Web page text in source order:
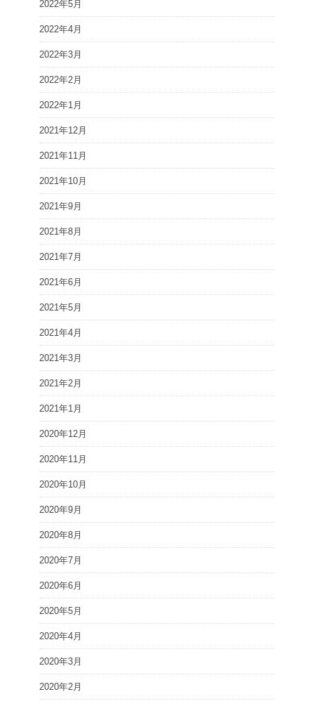
2022年5月
2022年4月
2022年3月
2022年2月
2022年1月
2021年12月
2021年11月
2021年10月
2021年9月
2021年8月
2021年7月
2021年6月
2021年5月
2021年4月
2021年3月
2021年2月
2021年1月
2020年12月
2020年11月
2020年10月
2020年9月
2020年8月
2020年7月
2020年6月
2020年5月
2020年4月
2020年3月
2020年2月